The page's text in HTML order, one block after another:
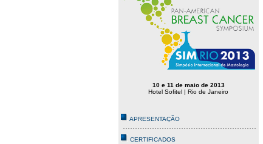
10e 11 de maio de 2013
Hotel Sofitel | Rio de Janeiro
APRESENTAÇÃO
CERTIFICADOS